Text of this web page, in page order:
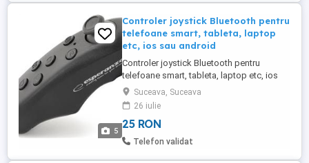
5
Controler joystick Bluetooth pentru
telefoane smart, tableta, laptop
etc, ios sau android
Controler joystick Bluetooth pentru
telefoane smart, tableta, laptop etc, ios
sau android! Te poți juca jocuri pe telefon
se pot face fotografii apasand pe
joystick, se poate acesa media playerul
telefonului laptopului, se pot accesa
programe din PC etc Descriere Joystick
Suceava, Suceava
26 iulie
25 RON
Telefon validat